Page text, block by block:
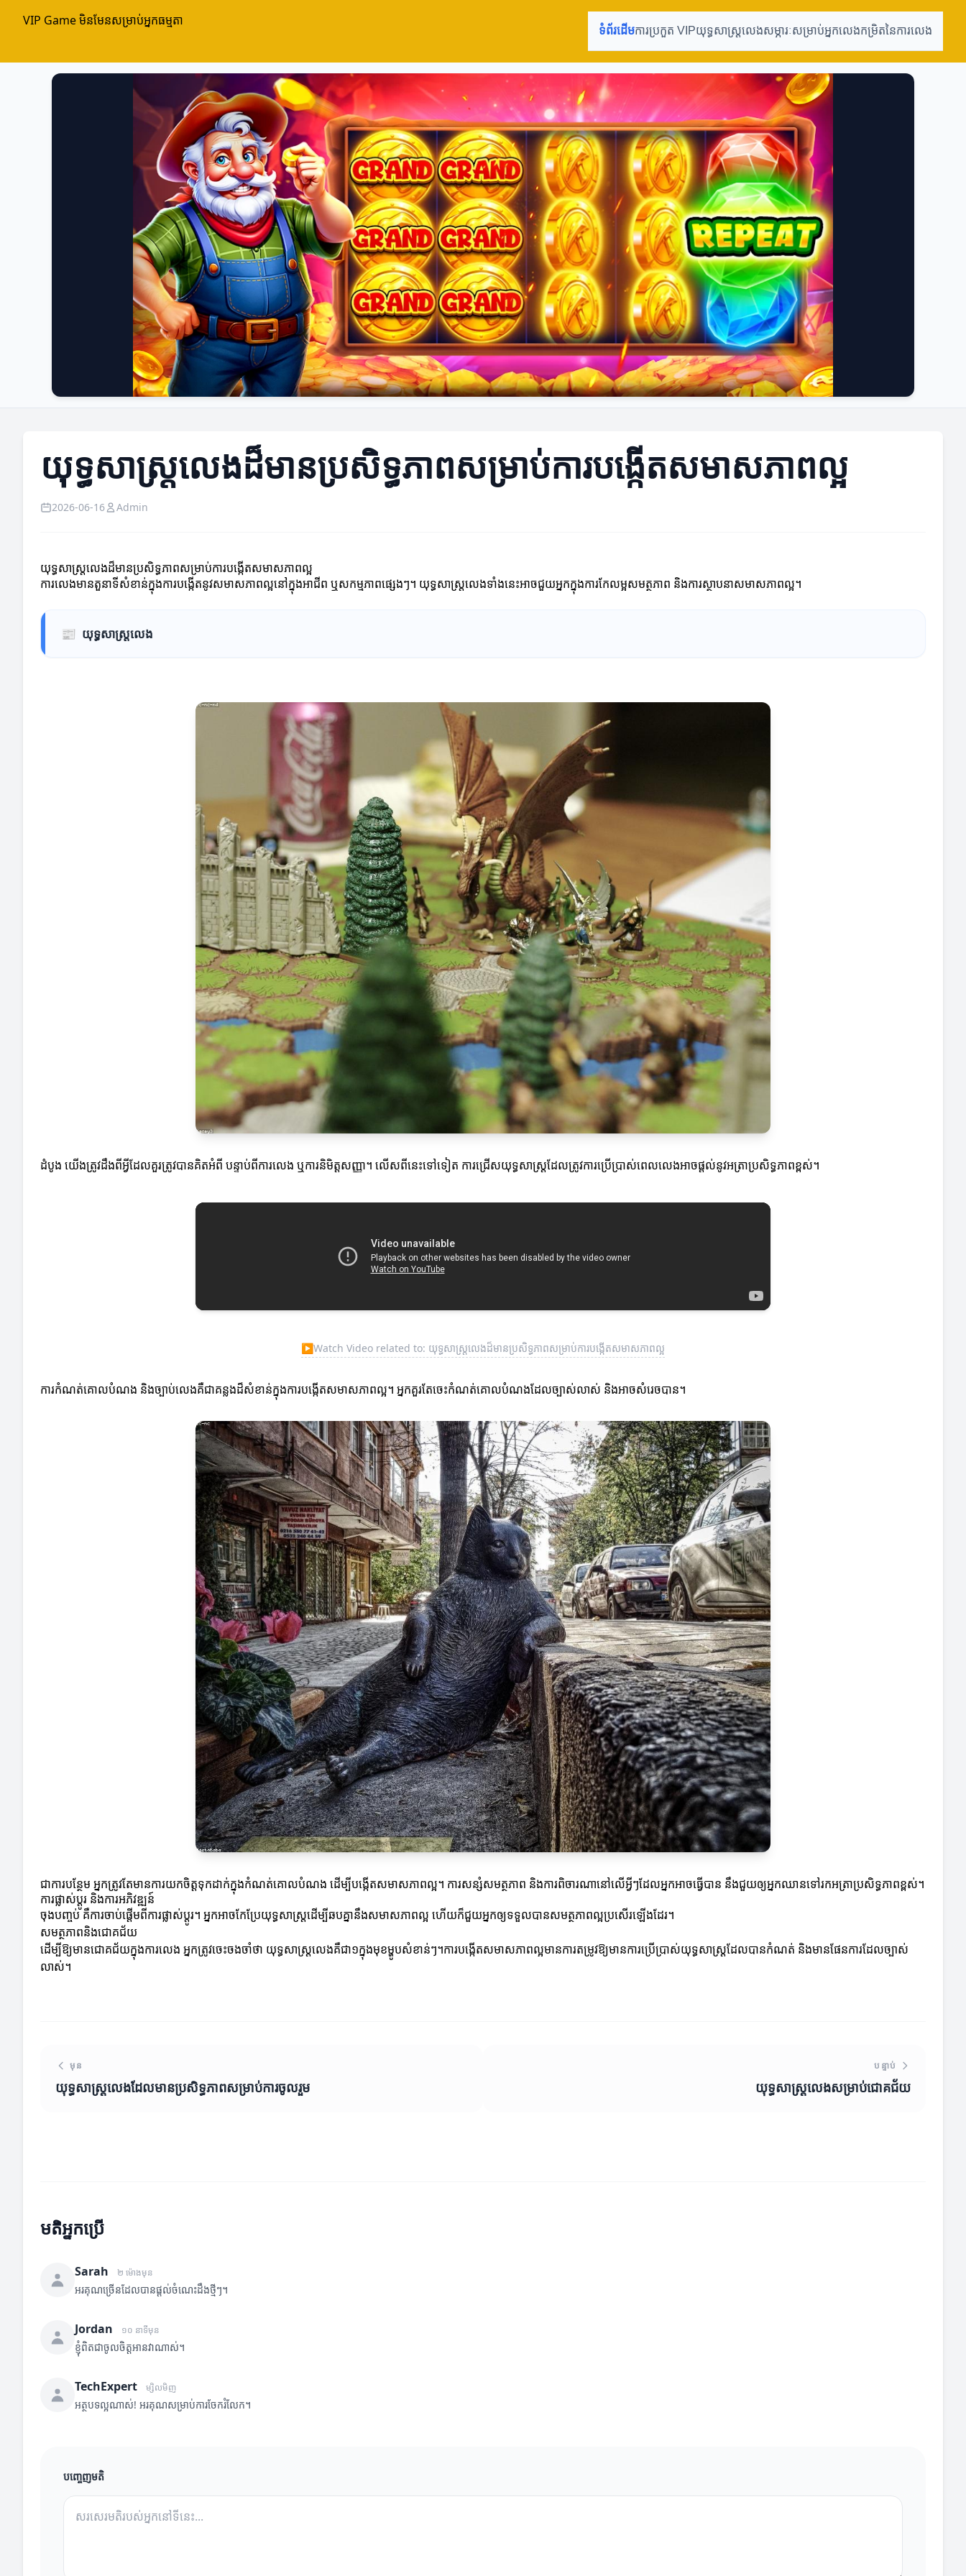
VIP Game មិនមែនសម្រាប់អ្នកធម្មតា
ទំព័រដើមការប្រកួត VIPយុទ្ធសាស្ត្រលេងសម្ភារៈសម្រាប់អ្នកលេងកម្រិតនៃការលេង
យុទ្ធសាស្ត្រលេងដ៏មានប្រសិទ្ធភាពសម្រាប់ការបង្កើតសមាសភាពល្អ
2026-06-16 Admin
យុទ្ធសាស្ត្រលេងដ៏មានប្រសិទ្ធភាពសម្រាប់ការបង្កើតសមាសភាពល្អ
ការលេងមានតួនាទីសំខាន់ក្នុងការបង្កើតនូវសមាសភាពល្អនៅក្នុងអាជីព ឬសកម្មភាពផ្សេងៗ។ យុទ្ធសាស្ត្រលេងទាំងនេះអាចជួយអ្នកក្នុងការកែលម្អសមត្ថភាព និងការស្ថាបនាសមាសភាពល្អ។
📰 យុទ្ធសាស្ត្រលេង
ដំបូង យើងត្រូវដឹងពីអ្វីដែលគួរត្រូវបានគិតអំពី បន្ទាប់ពីការលេង ឬការនិមិត្តសញ្ញា។ លើសពីនេះទៅទៀត ការជ្រើសយុទ្ធសាស្ត្រ​ដែលត្រូវការប្រើប្រាស់ពេលលេងអាចផ្តល់នូវអត្រាប្រសិទ្ធភាពខ្ពស់។
▶Watch Video related to: យុទ្ធសាស្ត្រលេងដ៏មានប្រសិទ្ធភាពសម្រាប់ការបង្កើតសមាសភាពល្អ
ការកំណត់គោលបំណង និងច្បាប់លេងគឺជាគន្លងដ៏សំខាន់ក្នុងការបង្កើតសមាសភាពល្អ។ អ្នកគួរតែចេះកំណត់គោលបំណងដែលច្បាស់លាស់ និងអាចសំរេចបាន។
ជាការបន្ថែម អ្នកត្រូវតែមានការយកចិត្តទុកដាក់ក្នុងកំណត់គោលបំណង ដើម្បីបង្កើតសមាសភាពល្អ។ ការសន្សំសមត្ថភាព និងការពិចារណានៅលើអ្វីៗដែលអ្នកអាចធ្វើបាន នឹងជួយឲ្យអ្នកឈានទៅរកអត្រាប្រសិទ្ធភាពខ្ពស់។
ការផ្លាស់ប្តូរ និងការអភិវឌ្ឍន៍
ចុងបញ្ចប់ គឺការចាប់ផ្តើមពីការផ្លាស់ប្តូរ។ អ្នកអាចកែប្រែយុទ្ធសាស្ត្រដើម្បីឆបគ្នានឹងសមាសភាពល្អ ហើយក៏ជួយអ្នកឲ្យទទួលបានសមត្ថភាពល្អប្រសើរឡើងដែរ។
សមត្ថភាពនិងជោគជ័យ
ដើម្បីឱ្យមានជោគជ័យក្នុងការលេង អ្នកត្រូវចេះចងចាំថា យុទ្ធសាស្ត្រលេងគឺជា១ក្នុងមុខម្ហូបសំខាន់ៗ។ការបង្កើតសមាសភាពល្អមានការតម្រូវឱ្យមានការប្រើប្រាស់យុទ្ធសាស្ត្រដែលបានកំណត់ និងមានផែនការដែលច្បាស់
លាស់។
មុន
យុទ្ធសាស្ត្រលេងដែលមានប្រសិទ្ធភាពសម្រាប់ការចូលរួម
បន្ទាប់
យុទ្ធសាស្ត្រលេងសម្រាប់ជោគជ័យ
មតិអ្នកប្រើ
Sarah ២ ម៉ោងមុន
អរគុណច្រើនដែលបានផ្តល់ចំណេះដឹងថ្មីៗ។
Jordan ១០ នាទីមុន
ខ្ញុំពិតជាចូលចិត្តអានវាណាស់។
TechExpert ម្សិលមិញ
អត្ថបទល្អណាស់! អរគុណសម្រាប់ការចែករំលែក។
បញ្ចេញមតិ